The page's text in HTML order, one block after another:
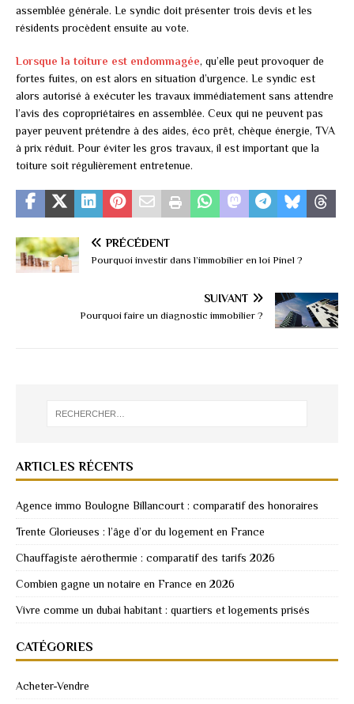
assemblée générale. Le syndic doit présenter trois devis et les
résidents procèdent ensuite au vote.
Lorsque la toiture est endommagée, qu’elle peut provoquer de
fortes fuites, on est alors en situation d’urgence. Le syndic est
alors autorisé à exécuter les travaux immédiatement sans attendre
l’avis des copropriétaires en assemblée. Ceux qui ne peuvent pas
payer peuvent prétendre à des aides, éco prêt, chèque énergie, TVA
à prix réduit. Pour éviter les gros travaux, il est important que la
toiture soit régulièrement entretenue.
PRÉCÉDENT
Pourquoi investir dans l’immobilier en loi Pinel ?
SUIVANT
Pourquoi faire un diagnostic immobilier ?
ARTICLES RÉCENTS
Agence immo Boulogne Billancourt : comparatif des honoraires
Trente Glorieuses : l’âge d’or du logement en France
Chauffagiste aérothermie : comparatif des tarifs 2026
Combien gagne un notaire en France en 2026
Vivre comme un dubai habitant : quartiers et logements prisés
CATÉGORIES
Acheter-Vendre